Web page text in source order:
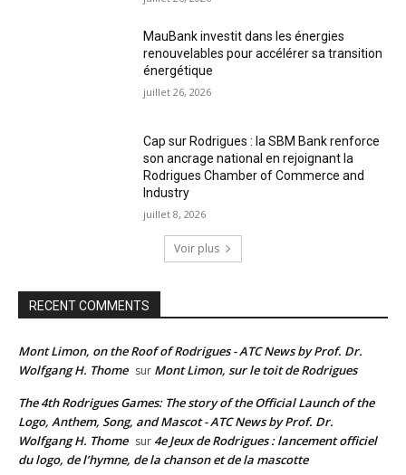
MauBank investit dans les énergies
renouvelables pour accélérer sa transition
énergétique
juillet 26, 2026
Cap sur Rodrigues : la SBM Bank renforce
son ancrage national en rejoignant la
Rodrigues Chamber of Commerce and
Industry
juillet 8, 2026
Voir plus
RECENT COMMENTS
Mont Limon, on the Roof of Rodrigues - ATC News by Prof. Dr.
Wolfgang H. Thome sur Mont Limon, sur le toit de Rodrigues
The 4th Rodrigues Games: The story of the Official Launch of the
Logo, Anthem, Song, and Mascot - ATC News by Prof. Dr.
Wolfgang H. Thome sur4e Jeux de Rodrigues : lancement officiel
du logo, de l’hymne, de la chanson et de la mascotte